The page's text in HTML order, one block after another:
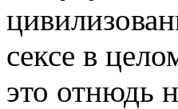
сексе в
это отнюдь